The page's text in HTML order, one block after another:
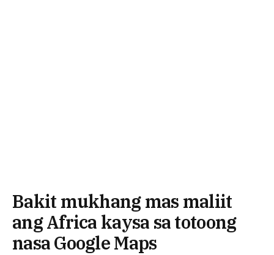
Bakit mukhang mas maliit
ang Africa kaysa sa totoong
nasa Google Maps